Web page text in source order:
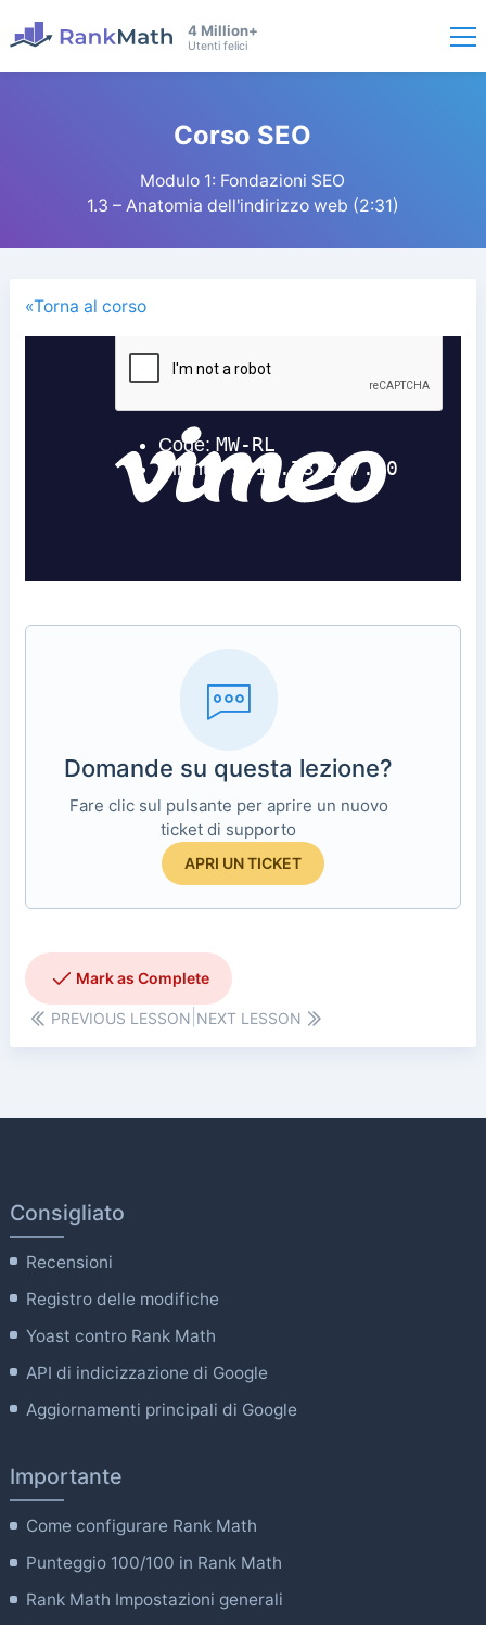
4 Million+
Utenti felici
Corso SEO
Modulo 1: Fondazioni SEO
1.3 – Anatomia dell'indirizzo web (2:31)
«Torna al corso
Domande su questa lezione?
Fare clic sul pulsante per aprire un nuovo
ticket di supporto
APRI UN TICKET
PREVIOUS LESSON NEXT LESSON
Consigliato
Recensioni
Registro delle modifiche
Yoast contro Rank Math
API di indicizzazione di Google
Aggiornamenti principali di Google
Importante
Come configurare Rank Math
Punteggio 100/100 in Rank Math
Rank Math Impostazioni generali